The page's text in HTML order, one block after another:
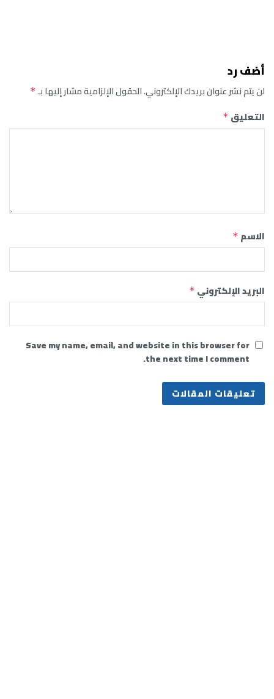
أضف رد
لن يتم نشر عنوان بريدك الإلكتروني.الحقول الإلزامية مشار إليها بـ*
التعليق *
الاسم *
البريد الإلكتروني *
Save my name, email, and website in this browser for
the next time I comment.